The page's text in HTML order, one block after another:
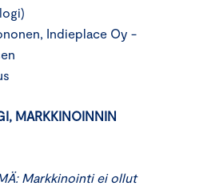
Indieplace Oy -
MARKKINOINNIN
Markkinointi ei ollut